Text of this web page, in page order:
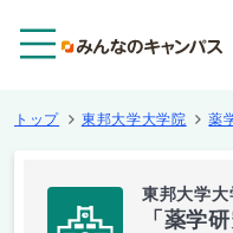
トップ 東邦大学大学院 薬
東邦大学大
「薬学